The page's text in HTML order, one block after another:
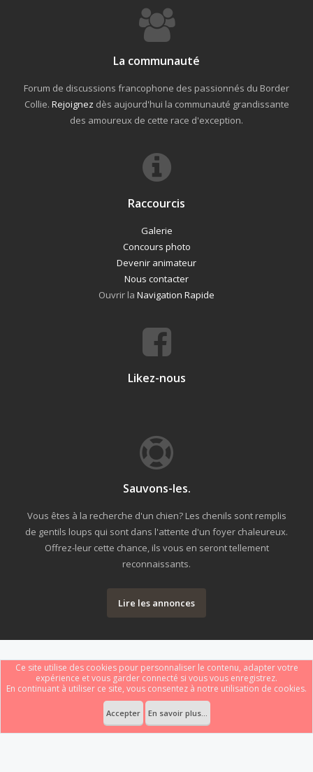
La communauté
Forum de discussions francophone des passionnés du Border
Collie. Rejoignez dès aujourd'hui la communauté grandissante
des amoureux de cette race d'exception.
Raccourcis
Galerie
Concours photo
Devenir animateur
Nous contacter
Ouvrir la Navigation Rapide
Likez-nous
Sauvons-les.
Vous êtes à la recherche d'un chien? Les chenils sont remplis
de gentils loups qui sont dans l'attente d'un foyer chaleureux.
Offrez-leur cette chance, ils vous en seront tellement
reconnaissants.
Lire les annonces
Forum software by XenForo® Le forum est hébergé par
Some XenForo functionality crafted by
Ce site utilise des cookies pour personnaliser le contenu, adapter votre
expérience et vous garder connecté si vous vous enregistrez.
En continuant à utiliser ce site, vous consentez à notre utilisation de cookies.
Accepter En savoir plus...